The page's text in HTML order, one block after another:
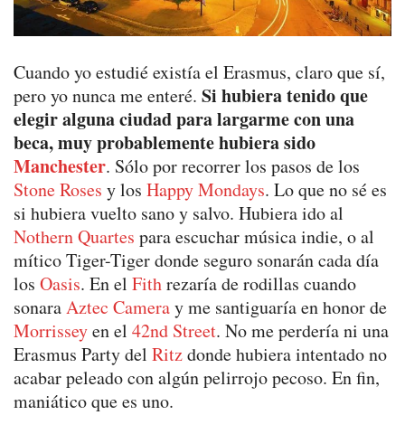
Cuando yo estudié existía el Erasmus, claro que sí,
pero yo nunca me enteré. Si hubiera tenido que
elegir alguna ciudad para largarme con una
beca, muy probablemente hubiera sido
Manchester. Sólo por recorrer los pasos de los
Stone Roses y los Happy Mondays. Lo que no sé es
si hubiera vuelto sano y salvo. Hubiera ido al
Nothern Quartes para escuchar música indie, o al
mítico Tiger-Tiger donde seguro sonarán cada día
los Oasis. En el Fithrezaría de rodillas cuando
sonaraAztec Cameray me santiguaría en honor de
Morrisseyen el 42nd Street. No me perdería ni una
Erasmus Party del Ritzdonde hubiera intentado no
acabar peleado con algún pelirrojo pecoso. En fin,
maniático que es uno.